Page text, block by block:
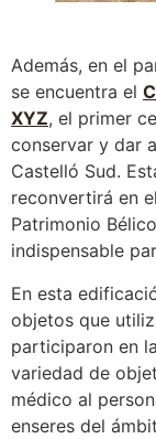
Además, en el
se encuentra el
XYZ, el primer
conservar y dar
Castelló Sud.
reconvertirá en
Patrimonio
indispensable
En esta
objetos que
participaron en
variedad de
médico al
enseres del